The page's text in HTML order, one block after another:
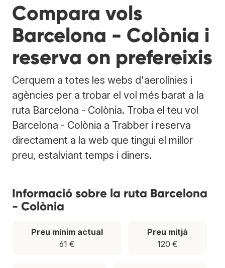
Compara vols
Barcelona - Colònia i
reserva on prefereixis
Cerquem a totes les webs d'aerolínies i
agències per a trobar el vol més barat a la
ruta Barcelona - Colònia. Troba el teu vol
Barcelona - Colònia a Trabber i reserva
directament a la web que tingui el millor
preu, estalviant temps i diners.
Informació sobre la ruta Barcelona
- Colònia
Preu mínim actual
61 €
Preu mitjà
120 €